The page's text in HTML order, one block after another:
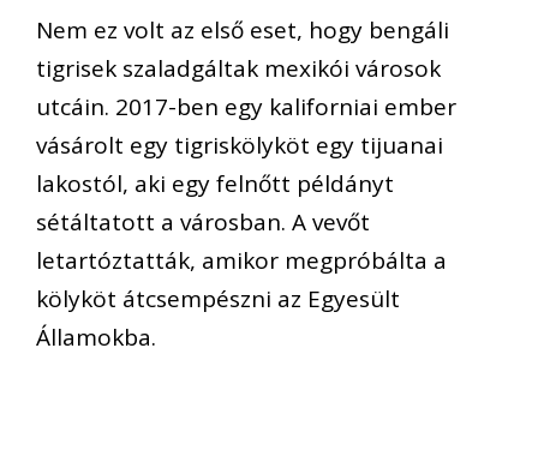
Nem ez volt az első eset, hogy bengáli
tigrisek szaladgáltak mexikói városok
utcáin. 2017-ben egy kaliforniai ember
vásárolt egy tigriskölyköt egy tijuanai
lakostól, aki egy felnőtt példányt
sétáltatott a városban. A vevőt
letartóztatták, amikor megpróbálta a
kölyköt átcsempészni az Egyesült
Államokba.